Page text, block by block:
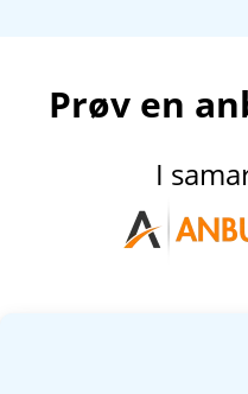
Prøv en
I